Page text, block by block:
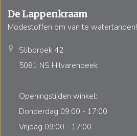
De Lappenkraam
Modestoffen om van te watertanden!
Slibbroek 42
5081 NS Hilvarenbeek
Openingstijden winkel:
Donderdag 09:00 - 17:00
Vrijdag 09:00 - 17:00